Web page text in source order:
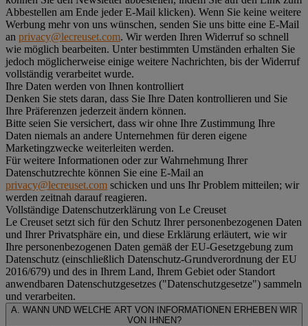
Abbestellen am Ende jeder E-Mail klicken). Wenn Sie keine weitere
Werbung mehr von uns wünschen, senden Sie uns bitte eine E-Mail
an privacy@lecreuset.com. Wir werden Ihren Widerruf so schnell
wie möglich bearbeiten. Unter bestimmten Umständen erhalten Sie
jedoch möglicherweise einige weitere Nachrichten, bis der Widerruf
vollständig verarbeitet wurde.
Ihre Daten werden von Ihnen kontrolliert
Denken Sie stets daran, dass Sie Ihre Daten kontrollieren und Sie
Ihre Präferenzen jederzeit ändern können.
Bitte seien Sie versichert, dass wir ohne Ihre Zustimmung Ihre
Daten niemals an andere Unternehmen für deren eigene
Marketingzwecke weiterleiten werden.
Für weitere Informationen oder zur Wahrnehmung Ihrer
Datenschutzrechte können Sie eine E-Mail an
privacy@lecreuset.com schicken und uns Ihr Problem mitteilen; wir
werden zeitnah darauf reagieren.
Vollständige Datenschutzerklärung von Le Creuset
Le Creuset setzt sich für den Schutz Ihrer personenbezogenen Daten
und Ihrer Privatsphäre ein, und diese Erklärung erläutert, wie wir
Ihre personenbezogenen Daten gemäß der EU-Gesetzgebung zum
Datenschutz (einschließlich Datenschutz-Grundverordnung der EU
2016/679) und des in Ihrem Land, Ihrem Gebiet oder Standort
anwendbaren Datenschutzgesetzes ("Datenschutzgesetze") sammeln
und verarbeiten.
A. WANN UND WELCHE ART VON INFORMATIONEN ERHEBEN WIR
VON IHNEN?